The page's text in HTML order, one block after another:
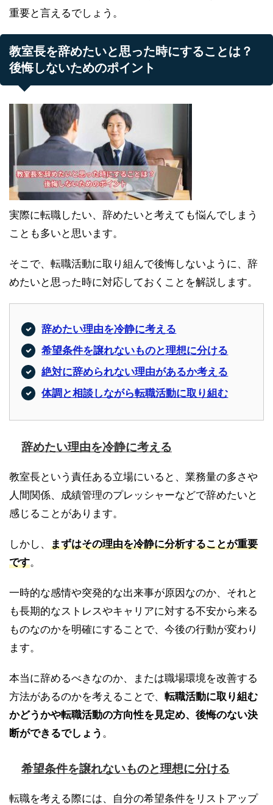
重要と言えるでしょう。
教室長を辞めたいと思った時にすることは？
後悔しないためのポイント
実際に転職したい、辞めたいと考えても悩んでしまう
ことも多いと思います。
そこで、転職活動に取り組んで後悔しないように、辞
めたいと思った時に対応しておくことを解説します。
辞めたい理由を冷静に考える
希望条件を譲れないものと理想に分ける
絶対に辞められない理由があるか考える
体調と相談しながら転職活動に取り組む
辞めたい理由を冷静に考える
教室長という責任ある立場にいると、業務量の多さや
人間関係、成績管理のプレッシャーなどで辞めたいと
感じることがあります。
しかし、 まずはその理由を冷静に分析することが重要
です。
一時的な感情や突発的な出来事が原因なのか、それと
も長期的なストレスやキャリアに対する不安から来る
ものなのかを明確にすることで、今後の行動が変わり
ます。
本当に辞めるべきなのか、または職場環境を改善する
方法があるのかを考えることで、 転職活動に取り組む
かどうかや転職活動の方向性を見定め、後悔のない決
断ができるでしょう 。
希望条件を譲れないものと理想に分ける
転職を考える際には、自分の希望条件をリストアップ